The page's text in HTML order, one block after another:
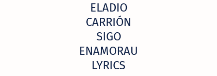
ELADIO
CARRIÓN
SIGO
ENAMORAU
LYRICS